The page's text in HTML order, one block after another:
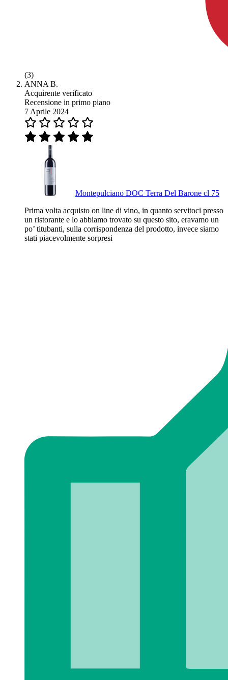
(3)
ANNA B.
Acquirente verificato
Recensione in primo piano
7 Aprile 2024
Montepulciano DOC Terra Del Barone cl 75
Prima volta acquisto on line di vino, in quanto servitoci presso
un ristorante e lo abbiamo trovato su questo sito, eravamo un
po’ titubanti, sulla corrispondenza del prodotto, invece siamo
stati piacevolmente sorpresi